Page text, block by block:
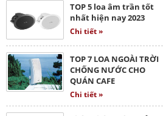
TOP 5 loa âm trần tốt
nhất hiện nay 2023
Chi tiết »
TOP 7 LOA NGOÀI TRỜI
CHỐNG NƯỚC CHO
QUÁN CAFE
Chi tiết »